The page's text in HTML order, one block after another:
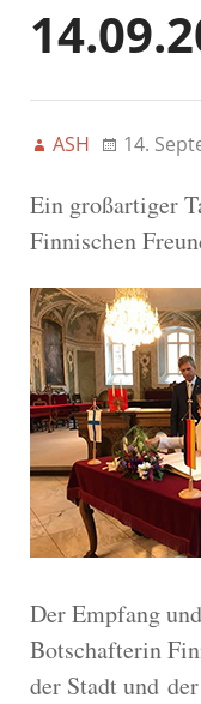
ASH 14.
Ein großartiger
Finnischen
Der Empfang
Botschafterin
der Stadt und